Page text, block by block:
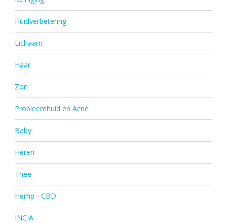
Huidverbetering
Lichaam
Haar
Zon
Probleemhuid en Acné
Baby
Heren
Thee
Hemp - CBD
INCIA